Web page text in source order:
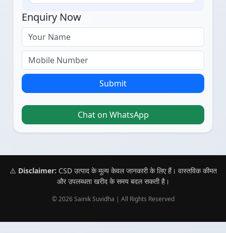
Enquiry Now
Submit
Chat on WhatsApp
⚠️ Disclaimer: CSD उत्पाद के मूल्य केवल जानकारी के लिए हैं। वास्तविक कीमत
और उपलब्धता खरीद के समय बदल सकती है।
© 2026 Sainik Suvidha | All Rights Reserved